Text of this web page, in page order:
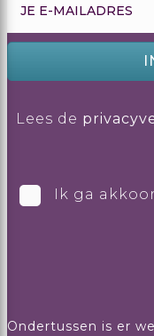
Lees de
Ik ga
Ondertussen is er